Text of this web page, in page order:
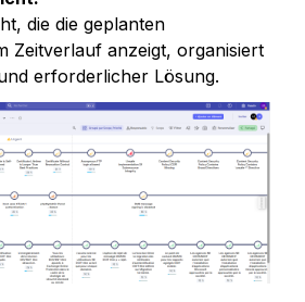
die die geplanten
Zeitverlauf anzeigt, organisiert
erforderlicher Lösung.